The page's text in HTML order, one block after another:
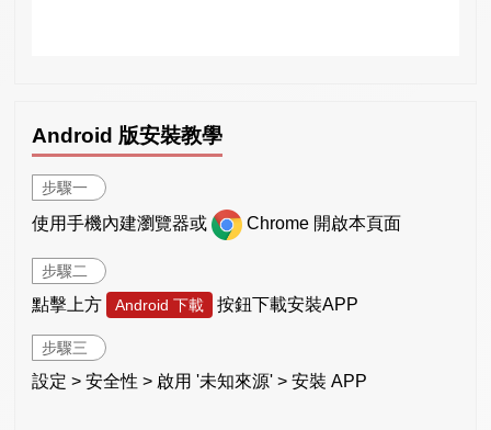
Android 版安裝教學
步驟一
使用手機內建瀏覽器或 Chrome 開啟本頁面
步驟二
點擊上方 Android 下載 按鈕下載安裝APP
步驟三
設定 > 安全性 > 啟用 '未知來源' > 安裝 APP